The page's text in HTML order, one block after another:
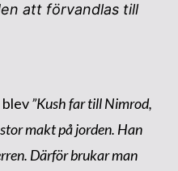
att förvandlas till
”Kush far till Nimrod,
makt på jorden. Han
Därför brukar man